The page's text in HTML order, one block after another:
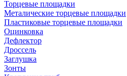
Торцевые площадки
Металические торцевые площадки
Пластиковые торцевые площадки
Оцинковка
Дефлектор
Дроссель
Заглушка
Зонты